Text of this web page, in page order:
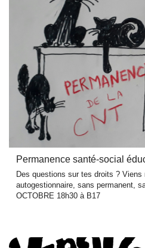
Permanence santé-social
Des questions sur tes droits ? Viens
autogestionnaire, sans permanent,
OCTOBRE 18h30 à B17